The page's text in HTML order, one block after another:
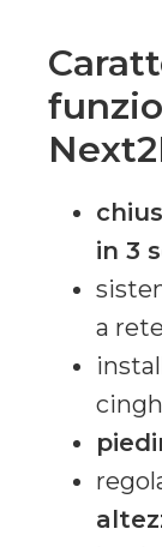
in 3
a rete